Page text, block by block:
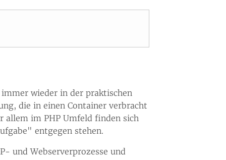
wieder in der praktischen
die in einen Container verbracht
allem im PHP Umfeld finden sich
entgegen stehen.
und Webserverprozesse und